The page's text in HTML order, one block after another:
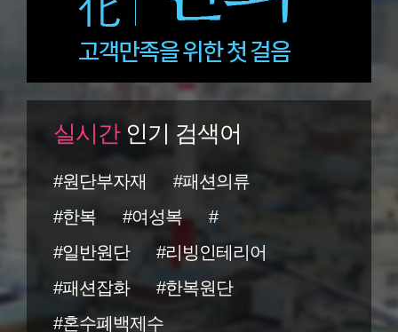
실시간인기 검색어
#원단부자재
#패션의류
#한복
#여성복
#
#일반원단
#리빙인테리어
#패션잡화
#한복원단
#혼수폐백제수